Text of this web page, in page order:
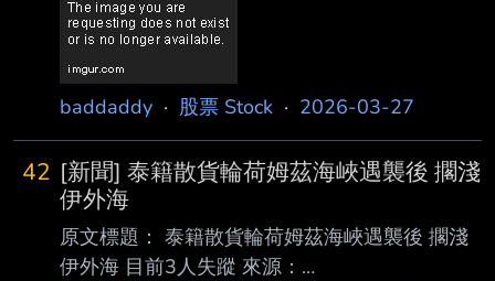
著日元匯率再度逼近 160 心理關卡，市場傳出
日本可能採取一項極為罕見的政策工具— —透
過做空原油期貨市場來間接干預匯率。不過全球
分析師普遍困惑與質疑，認為其效果有 限，甚
至可能帶來更高風險。 在傳統口頭干預與直接
拋售美元效果不彰的情況下，東京方面正試圖從
能源成本這個源頭著 手，間接緩解日元的貶值
壓力 這項構想的核心邏輯源於近期油價
baddaddy · 股票 Stock · 2026-03-27
42 [新聞] 泰籍散貨輪荷姆茲海峽遇襲後 擱淺
伊外海
原文標題： 泰籍散貨輪荷姆茲海峽遇襲後 擱淺
伊外海 目前3人失蹤 來源：